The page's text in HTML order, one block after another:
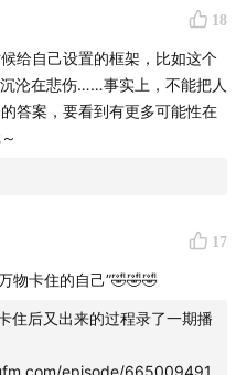
18
给自己设置的框架，比如这个
沦在悲伤……事实上，不能把人
答案，要看到有更多可能性在
17
物卡住的自己”🤣🤣🤣
住后又出来的过程录了一期播
episode/665009491